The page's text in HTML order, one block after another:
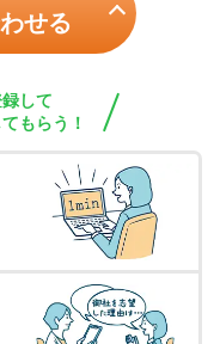
せる
して
もらう！